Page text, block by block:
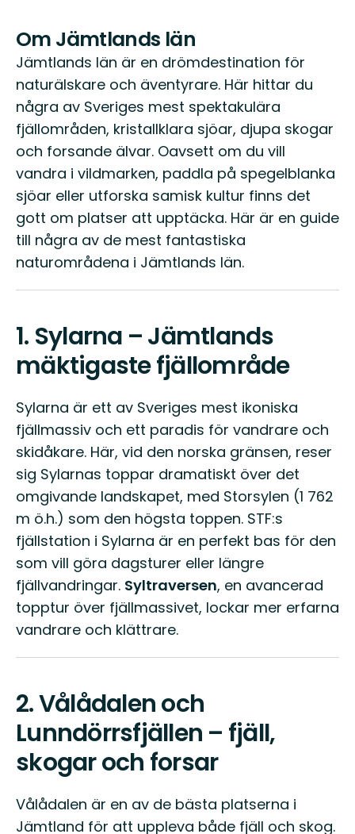
Om Jämtlands län
Jämtlands län är en drömdestination för
naturälskare och äventyrare. Här hittar du
några av Sveriges mest spektakulära
fjällområden, kristallklara sjöar, djupa skogar
och forsande älvar. Oavsett om du vill
vandra i vildmarken, paddla på spegelblanka
sjöar eller utforska samisk kultur finns det
gott om platser att upptäcka. Här är en guide
till några av de mest fantastiska
naturområdena i Jämtlands län.
1. Sylarna – Jämtlands
mäktigaste fjällområde
Sylarna är ett av Sveriges mest ikoniska
fjällmassiv och ett paradis för vandrare och
skidåkare. Här, vid den norska gränsen, reser
sig Sylarnas toppar dramatiskt över det
omgivande landskapet, med Storsylen (1 762
m ö.h.) som den högsta toppen. STF:s
fjällstation i Sylarna är en perfekt bas för den
som vill göra dagsturer eller längre
fjällvandringar. Syltraversen, en avancerad
topptur över fjällmassivet, lockar mer erfarna
vandrare och klättrare.
2.Vålådalen och
Lunndörrsfjällen – fjäll,
skogar och forsar
Vålådalen är en av de bästa platserna i
Jämtland för att uppleva både fjäll och skog.